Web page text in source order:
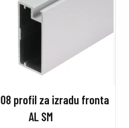
profil za izradu fronta
AL SM